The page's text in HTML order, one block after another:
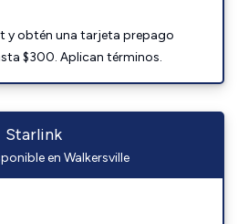
y obtén una tarjeta prepago
$300. Aplican términos.
Starlink
en Walkersville